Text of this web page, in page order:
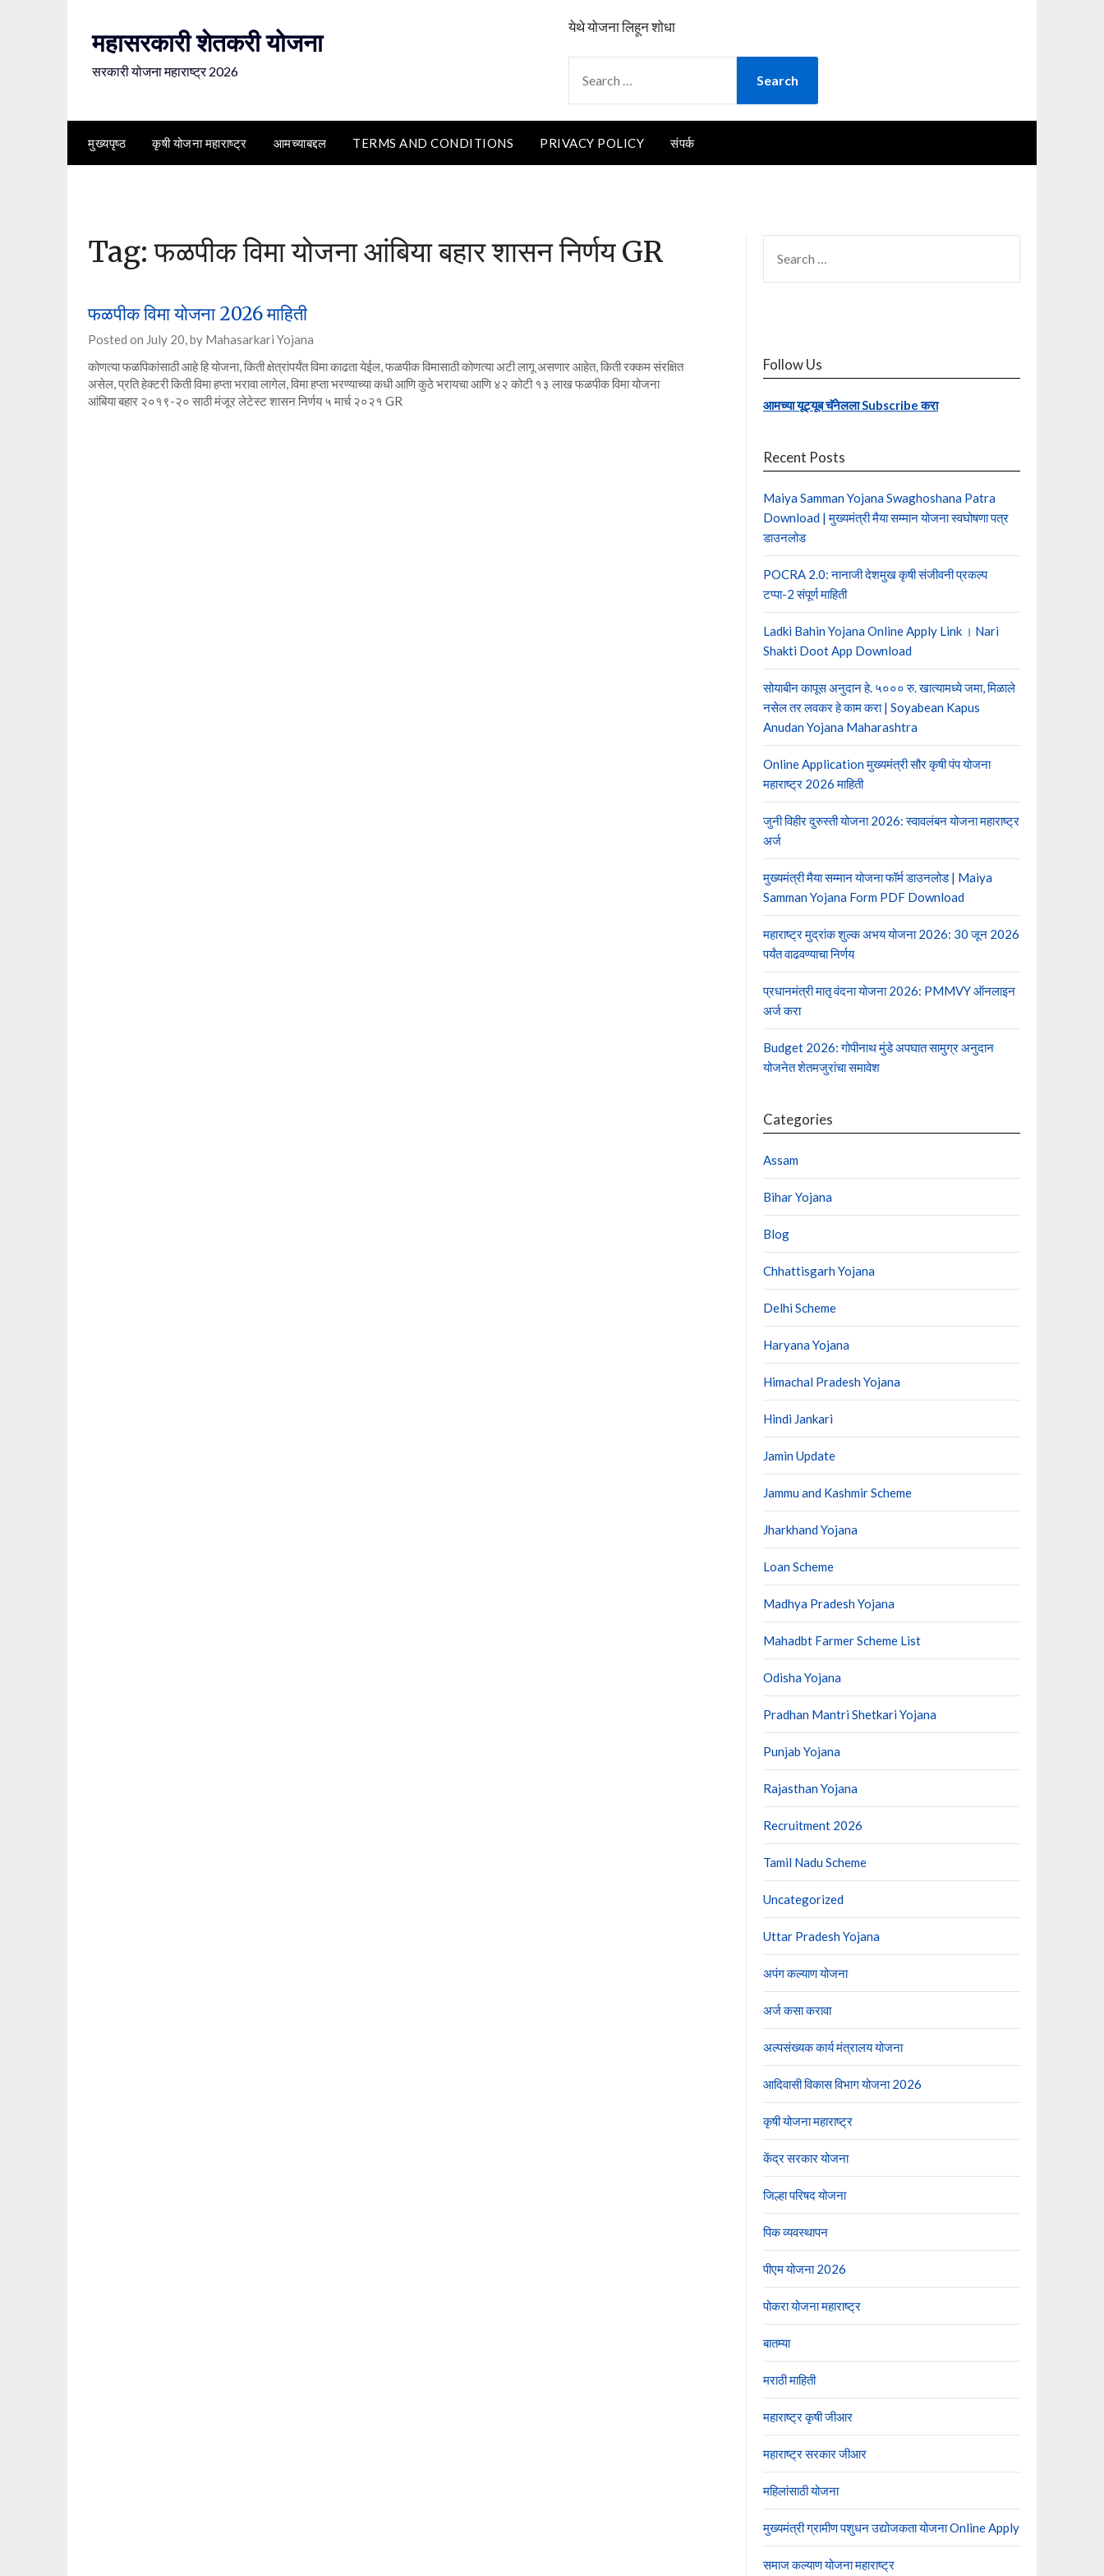
महासरकारी शेतकरी योजना
सरकारी योजना महाराष्ट्र 2026
येथे योजना लिहून शोधा
FOR:
मुख्यपृष्ठ कृषी योजना महाराष्ट्र आमच्याबद्दल TERMS AND CONDITIONS PRIVACY POLICY संपर्क
Tag:फळपीक विमा योजना आंबिया बहार शासन निर्णय GR
फळपीक विमा योजना 2026 माहिती
Posted on July 20,by Mahasarkari Yojana
कोणत्या फळपिकांसाठी आहे हि योजना, किती क्षेत्रांपर्यंत विमा काढता येईल, फळपीक विमासाठी कोणत्या अटी लागू असणार आहेत, किती रक्कम संरक्षित
असेल, प्रति हेक्टरी किती विमा हप्ता भरावा लागेल, विमा हप्ता भरण्याच्या कधी आणि कुठे भरायचा आणि ४२ कोटी १३ लाख फळपीक विमा योजना
आंबिया बहार २०१९-२० साठी मंजूर लेटेस्ट शासन निर्णय ५ मार्च २०२१ GR
FOR:
Follow Us
आमच्या यूट्यूब चॅनेलला Subscribe करा
Recent Posts
Maiya Samman Yojana Swaghoshana Patra
Download | मुख्यमंत्री मैया सम्मान योजना स्वघोषणा पत्र
डाउनलोड
POCRA 2.0: नानाजी देशमुख कृषी संजीवनी प्रकल्प
टप्पा-2 संपूर्ण माहिती
Ladki Bahin Yojana Online Apply Link । Nari
Shakti Doot App Download
सोयाबीन कापूस अनुदान हे. ५००० रु. खात्यामध्ये जमा, मिळाले
नसेल तर लवकर हे काम करा | Soyabean Kapus
Anudan Yojana Maharashtra
Online Application मुख्यमंत्री सौर कृषी पंप योजना
महाराष्ट्र 2026 माहिती
जुनी विहीर दुरुस्ती योजना 2026: स्वावलंबन योजना महाराष्ट्र
अर्ज
मुख्यमंत्री मैया सम्मान योजना फॉर्म डाउनलोड | Maiya
Samman Yojana Form PDF Download
महाराष्ट्र मुद्रांक शुल्क अभय योजना 2026: 30 जून 2026
पर्यंत वाढवण्याचा निर्णय
प्रधानमंत्री मातृ वंदना योजना 2026: PMMVY ऑनलाइन
अर्ज करा
Budget 2026: गोपीनाथ मुंडे अपघात सामुग्र अनुदान
योजनेत शेतमजुरांचा समावेश
Categories
Assam
Bihar Yojana
Blog
Chhattisgarh Yojana
Delhi Scheme
Haryana Yojana
Himachal Pradesh Yojana
Hindi Jankari
Jamin Update
Jammu and Kashmir Scheme
Jharkhand Yojana
Loan Scheme
Madhya Pradesh Yojana
Mahadbt Farmer Scheme List
Odisha Yojana
Pradhan Mantri Shetkari Yojana
Punjab Yojana
Rajasthan Yojana
Recruitment 2026
Tamil Nadu Scheme
Uncategorized
Uttar Pradesh Yojana
अपंग कल्याण योजना
अर्ज कसा करावा
अल्पसंख्यक कार्य मंत्रालय योजना
आदिवासी विकास विभाग योजना 2026
कृषी योजना महाराष्ट्र
केंद्र सरकार योजना
जिल्हा परिषद योजना
पिक व्यवस्थापन
पीएम योजना 2026
पोकरा योजना महाराष्ट्र
बातम्या
मराठी माहिती
महाराष्ट्र कृषी जीआर
महाराष्ट्र सरकार जीआर
महिलांसाठी योजना
मुख्यमंत्री ग्रामीण पशुधन उद्योजकता योजना Online Apply
समाज कल्याण योजना महाराष्ट्र